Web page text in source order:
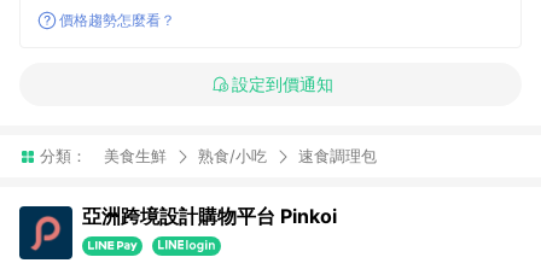
價格趨勢怎麼看？
設定到價通知
分類： 美食生鮮 熟食/小吃 速食調理包
亞洲跨境設計購物平台 Pinkoi